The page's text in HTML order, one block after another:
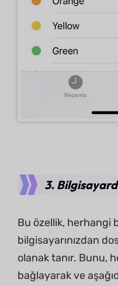
3.
Bu özellik, herhangi
bilgisayarınızdan
olanak tanır. Bunu,
bağlayarak ve